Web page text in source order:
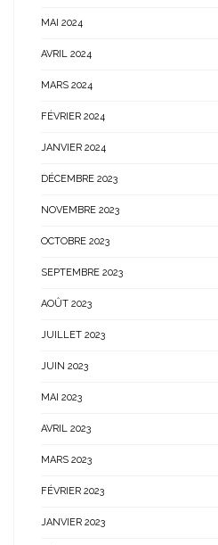
MAI 2024
AVRIL 2024
MARS 2024
FÉVRIER 2024
JANVIER 2024
DÉCEMBRE 2023
NOVEMBRE 2023
OCTOBRE 2023
SEPTEMBRE 2023
AOÛT 2023
JUILLET 2023
JUIN 2023
MAI 2023
AVRIL 2023
MARS 2023
FÉVRIER 2023
JANVIER 2023